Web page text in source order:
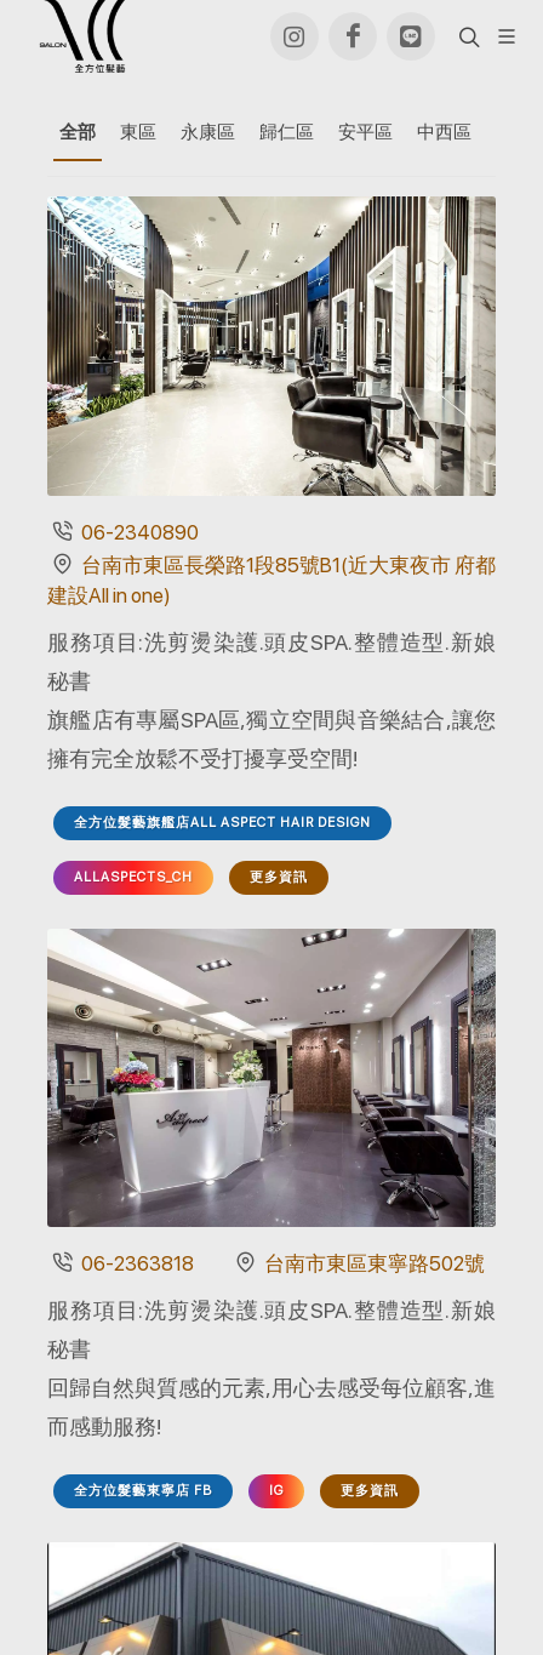
全部 東區 永康區 歸仁區 安平區 中西區
06-2340890
台南市東區長榮路1段85號B1(近大東夜市 府都
建設All in one)
服務項目:洗剪燙染護.頭皮SPA.整體造型.新娘
秘書
旗艦店有專屬SPA區,獨立空間與音樂結合,讓您
擁有完全放鬆不受打擾享受空間!
全方位髮藝旗艦店ALL ASPECT HAIR DESIGN
ALLASPECTS_CH 更多資訊
06-2363818 台南市東區東寧路502號
服務項目:洗剪燙染護.頭皮SPA.整體造型.新娘
秘書
回歸自然與質感的元素,用心去感受每位顧客,進
而感動服務!
全方位髮藝東寧店 FB IG 更多資訊